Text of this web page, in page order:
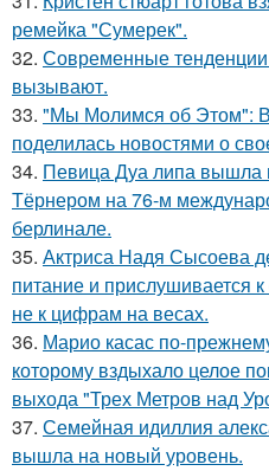
ремейка "Сумерек".
32. Современные
вызывают.
33. "Мы Молимся об Этом":
поделилась новостями о
34. Певица Дуа липа вышла
Тёрнером на 76-м
берлинале.
35. Актриса Надя Сысоева
питание и прислушивается
не к цифрам на весах.
36. Марио касас по-
которому вздыхало целое
выхода "Трех Метров над
37. Семейная идиллия
вышла на новый уровень.